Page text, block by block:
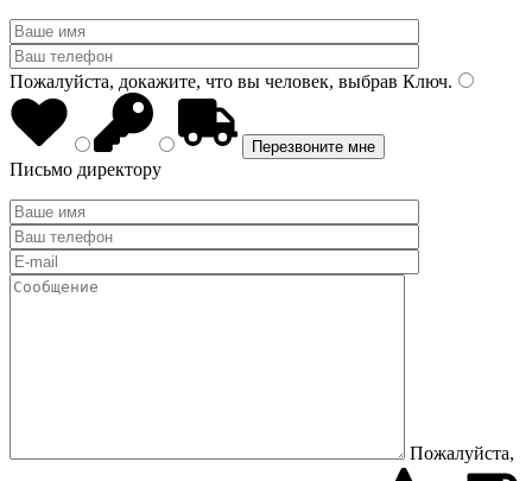
Пожалуйста, докажите, что вы человек, выбрав Ключ.
Письмо директору
Пожалуйста,